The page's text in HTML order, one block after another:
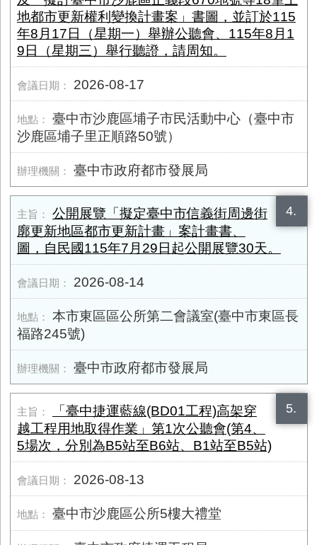
地都市更新權利變換計畫案」書圖，並訂於115
年8月17日（星期一）舉辦公聽會、115年8月1
9日（星期三）舉行聽證，請周知。
2026-08-17
臺中市沙鹿區埔子市民活動中心（臺中市
沙鹿區埔子里正順路50號）
臺中市政府都市發展局
4.
公開展覽「擬定臺中市信義街周邊街
廓更新地區都市更新計畫」案計畫書、
圖，自民國115年7月29日起公開展覽30天。
2026-08-14
本市東區區公所第二會議室(臺中市東區長
福路245號)
臺中市政府都市發展局
5.
「臺中捷運藍線(BD01工程)高架穿
越工程用地取得作業」第1次公聽會(第4、
5場次，分別為B5站至B6站、B1站至B5站)
2026-08-13
臺中市沙鹿區公所5樓大禮堂